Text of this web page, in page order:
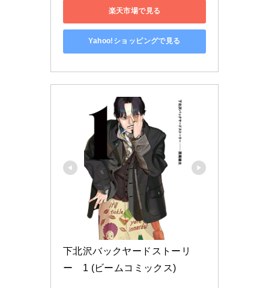
楽天市場で見る
Yahoo!ショッピングで見る
下北沢バックヤードストーリ
ー　1 (ビームコミックス)